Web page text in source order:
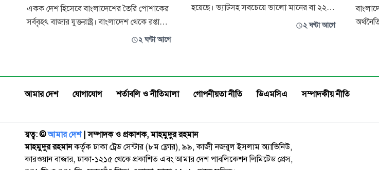
একক দেশ হিসেবে বাংলাদেশের তৈরি পোশাকের
সর্ববৃহৎ বাজার যুক্তরাষ্ট্র। বাংলাদেশ থেকে রপ্তানি
হওয়া মোট পোশাকের প্রায় ২০ শতাংশ দেশটিতে
চাহিদায় বড় ধরনের সংকোচন দেখা দেওয়ায়
চলতি বছরের প্রথম ছয় মাসে মার্কিন
২ ঘণ্টা আগে
হয়েছে। ভ্যাটসহ সবচেয়ে ভালো মানের বা ২২
ক্যারেটের প্রতি ভরি স্বর্ণের গহনার দাম ৯ হাজার
সিদ্ধান্ত নিয়েছ
২ ঘণ্টা আগে
অ্যান্ড
আমার দেশ যোগাযোগ শর্তাবলি ও নীতিমালা গোপনীয়তা নীতি ডিএমসিএ সম্পাদকীয় নীতি
স্বত্ব: ©️আমার দেশ| সম্পাদক ও প্রকাশক, মাহমুদুর রহমান
মাহমুদুর রহমানকর্তৃক ঢাকা ট্রেড সেন্টার (৮ম ফ্লোর), ৯৯, কাজী নজরুল ইসলাম অ্যাভিনিউ,
কারওয়ান বাজার, ঢাকা-১২১৫ থেকে প্রকাশিত এবং আমার দেশ পাবলিকেশন লিমিটেড প্রেস,